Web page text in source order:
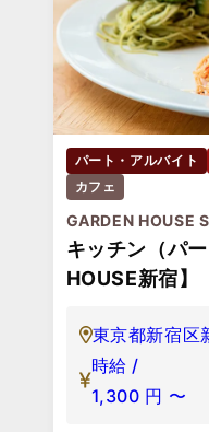
パート・アルバイト
カフェ
GARDEN HOUSE
キッチン（パ
HOUSE新宿】
東京都新宿
時給 /
1,300 円 〜